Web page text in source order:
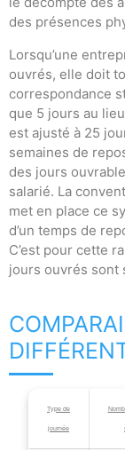
des présences
Lorsqu’une
ouvrés, elle doit
correspondance
que 5 jours au
est ajusté à 25
semaines de
des jours
salarié. La
met en place ce
d’un temps de
C’est pour cette
jours ouvrés sont
Type de
journée